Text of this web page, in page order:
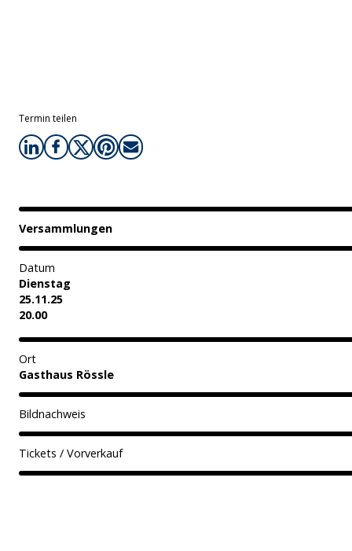
Versammlungen
Datum
Dienstag
25.11.25
20.00
Ort
Gasthaus Rössle
Bildnachweis
Tickets / Vorverkauf
Termin teilen